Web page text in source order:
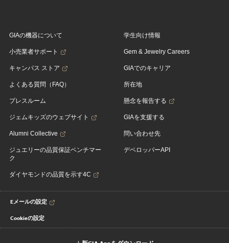
GIAの機器について
小売業者サポート
キャンパス ストア
よくある質問（FAQ）
プレスルーム
ジェムキッズのウェブサイト
Alumni Collective
ジュエリーの品質保証ベンチマー
ク
ダイヤモンドの品質を示す4C
学生向け情報
Gem & Jewelry Careers
GIAでのキャリア
所在地
懸念を報告する
GIAを支援する
問い合わせ先
デベロッパーAPI
Eメールの設定
Cookieの設定